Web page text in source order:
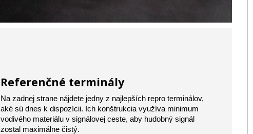
Referenčné terminály
Na zadnej strane nájdete jedny z najlepších repro terminálov,
aké sú dnes k dispozícii. Ich konštrukcia využíva minimum
vodivého materiálu v signálovej ceste, aby hudobný signál
zostal maximálne čistý.